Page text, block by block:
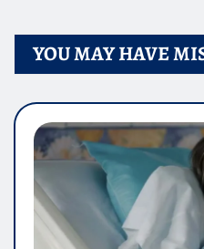
YOU MAY HAVE